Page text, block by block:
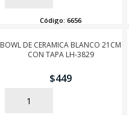
Código:6656
BOWL DE CERAMICA BLANCO 21CM
CON TAPA LH-3829
$449
AÑADIR